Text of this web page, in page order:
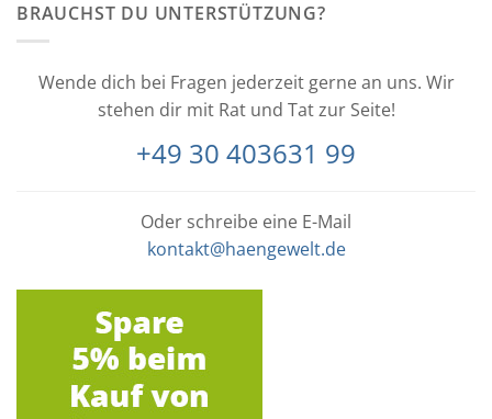
BRAUCHST DU UNTERSTÜTZUNG?
Wende dich bei Fragen jederzeit gerne an uns. Wir
stehen dir mit Rat und Tat zur Seite!
+49 30 403631 99
Oder schreibe eine E-Mail
kontakt@haengewelt.de